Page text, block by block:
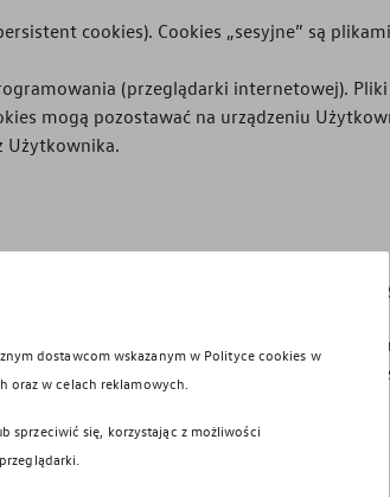
cookies). Cookies „sesyjne” są plikami
(przeglądarki internetowej). Pliki
mogą pozostawać na urządzeniu
Użytkownika.
dostępnych w ramach Serwisu, np.
bezpieczeństwa, np. wykorzystywane
ustawieniami cookies. Możesz
cookies nie przechowują żadnych danych
dostawcom wskazanym w Polityce cookies w
oraz w celach reklamowych.
sprzeciwić się, korzystając z możliwości